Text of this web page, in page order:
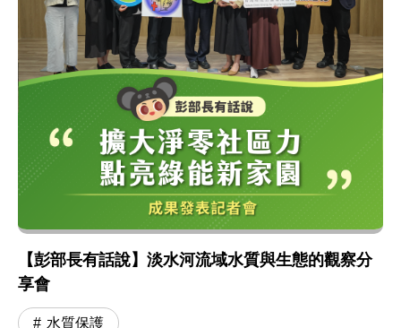
【彭部長有話說】淡水河流域水質與生態的觀察分
享會
水質保護